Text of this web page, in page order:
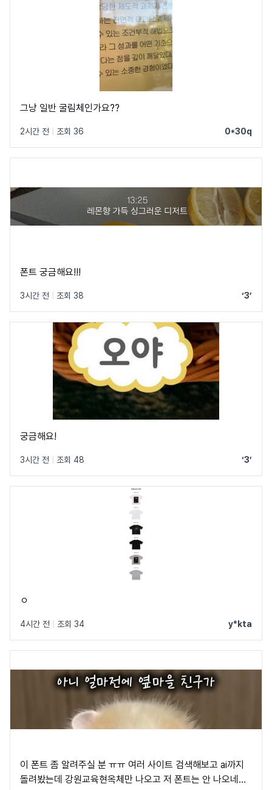
그냥 일반 굴림체인가요??
2시간 전 조회 36 0*30q
폰트 궁금해요!!!
3시간 전 조회 38 ‘3’
궁금해요!
3시간 전 조회 48 ‘3’
ㅇ
4시간 전 조회 34 y*kta
이 폰트 좀 알려주실 분 ㅠㅠ 여러 사이트 검색해보고 ai까지
돌려봤는데 강원교육현옥체만 나오고 저 폰트는 안 나오네요